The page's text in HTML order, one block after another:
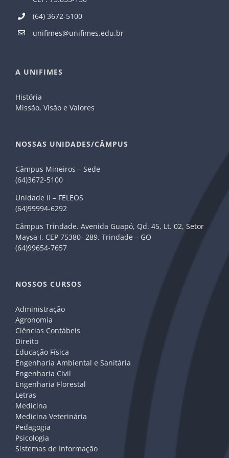
(64) 3672-5100
unifimes@unifimes.edu.br
A UNIFIMES
História
Missão, Visão e Valores
NOSSAS UNIDADES/CÂMPUS
Câmpus Mineiros – Sede
(64)3672-5100
Unidade II – FELEOS
(64)99994-6292
Câmpus Trindade. Avenida Guapó, Qd. 45, Lt. 02, Setor
Maysa I. CEP 75380- 289. Trindade – GO
(64)99654-7657
NOSSOS CURSOS
Administração
Agronomia
Ciências Contábeis
Direito
Educação Física
Engenharia Ambiental e Sanitária
Engenharia Civil
Engenharia Florestal
Letras
Medicina
Medicina Veterinária
Pedagogia
Psicologia
Sistemas de Informação